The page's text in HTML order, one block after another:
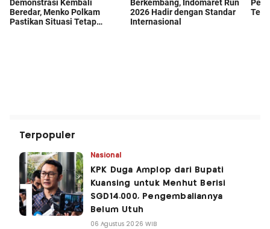
Terpopuler
Nasional
KPK Duga Amplop dari Bupati
Kuansing untuk Menhut Berisi
SGD14.000, Pengembaliannya
Belum Utuh
06 Agustus 2026 WIB